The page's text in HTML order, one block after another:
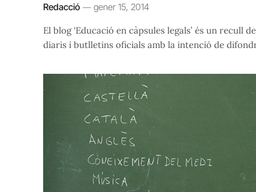
Redacció gener 15, 2014
El blog ‘Educació en càpsules legals’ és un recull
diaris i butlletins oficials amb la intenció de